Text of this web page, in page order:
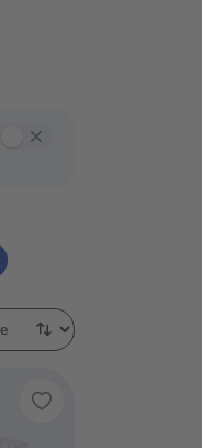
navigieren und mit Enter